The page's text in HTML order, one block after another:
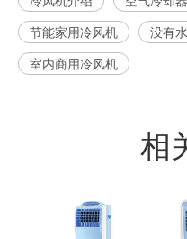
节能家用冷风机
没有
室内商用冷风机
相